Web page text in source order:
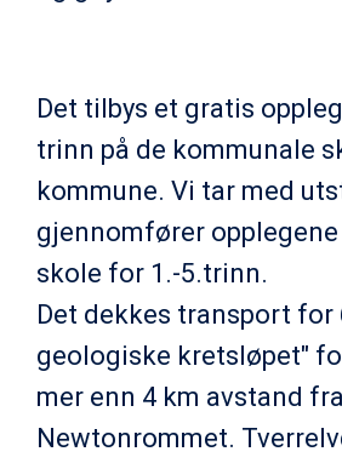
Det tilbys et gratis
trinn på de kommunale
kommune. Vi tar med
gjennomfører opplegene
skole for 1.-5.trinn.
Det dekkes transport for
geologiske kretsløpet"
mer enn 4 km avstand fra
Newtonrommet.